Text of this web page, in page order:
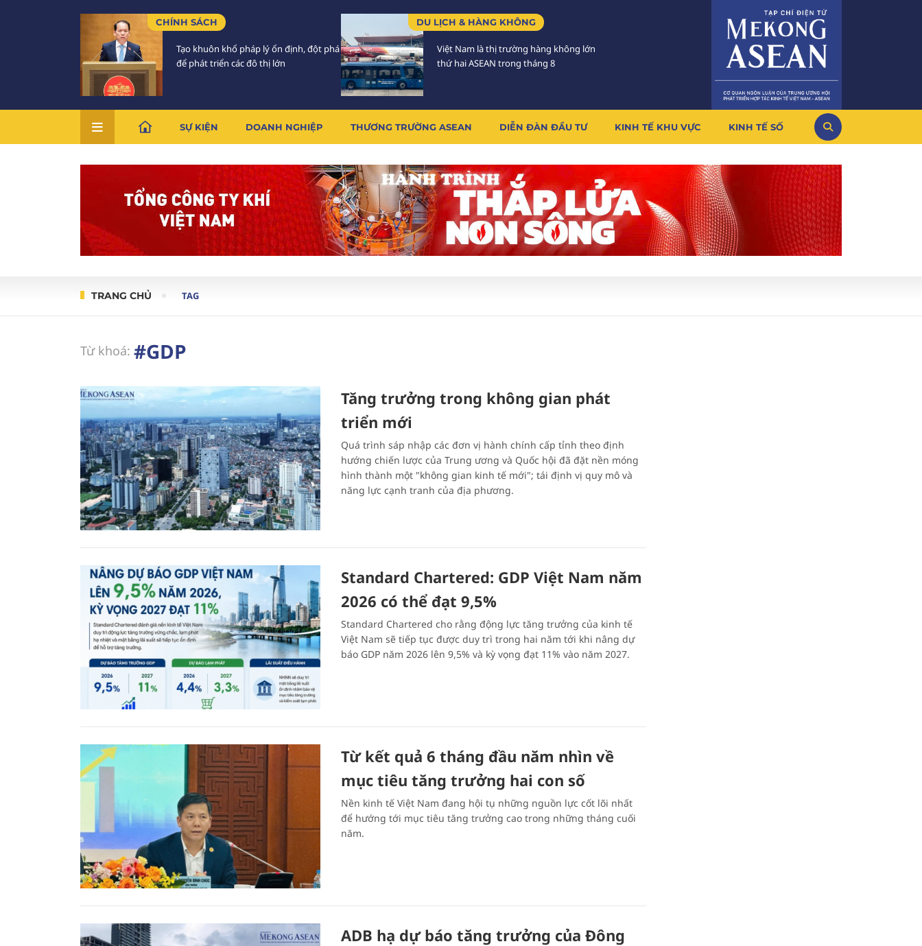
CHÍNH SÁCH
Tạo khuôn khổ pháp lý ổn định, đột phá
để phát triển các đô thị lớn
DU LỊCH & HÀNG KHÔNG
Việt Nam là thị trường hàng không lớn
thứ hai ASEAN trong tháng 8
SỰ KIỆN DOANH NGHIỆP THƯƠNG TRƯỜNG ASEAN DIỄN ĐÀN ĐẦU TƯ KINH TẾ KHU VỰC KINH TẾ SỐ
TRANG CHỦ TAG
Từ khoá: #GDP
Tăng trưởng trong không gian phát
triển mới
Quá trình sáp nhập các đơn vị hành chính cấp tỉnh theo định
hướng chiến lược của Trung ương và Quốc hội đã đặt nền móng
hình thành một "không gian kinh tế mới"; tái định vị quy mô và
năng lực cạnh tranh của địa phương.
Standard Chartered: GDP Việt Nam năm
2026 có thể đạt 9,5%
Standard Chartered cho rằng động lực tăng trưởng của kinh tế
Việt Nam sẽ tiếp tục được duy trì trong hai năm tới khi nâng dự
báo GDP năm 2026 lên 9,5% và kỳ vọng đạt 11% vào năm 2027.
Từ kết quả 6 tháng đầu năm nhìn về
mục tiêu tăng trưởng hai con số
Nền kinh tế Việt Nam đang hội tụ những nguồn lực cốt lõi nhất
để hướng tới mục tiêu tăng trưởng cao trong những tháng cuối
năm.
ADB hạ dự báo tăng trưởng của Đông